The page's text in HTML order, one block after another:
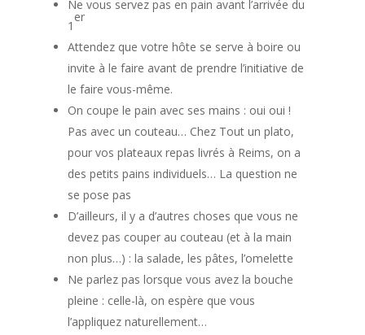
Ne vous servez pas en pain avant l’arrivée du
1
er
Attendez que votre hôte se serve à boire ou
invite à le faire avant de prendre l’initiative de
le faire vous-même.
On coupe le pain avec ses mains : oui oui !
Pas avec un couteau… Chez Tout un plato,
pour vos plateaux repas livrés à Reims, on a
des petits pains individuels… La question ne
se pose pas
D’ailleurs, il y a d’autres choses que vous ne
devez pas couper au couteau (et à la main
non plus…) : la salade, les pâtes, l’omelette
Ne parlez pas lorsque vous avez la bouche
pleine : celle-là, on espère que vous
l’appliquez naturellement…